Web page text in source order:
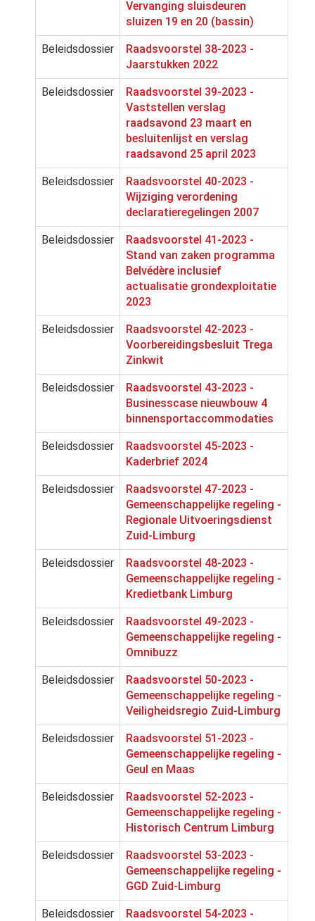
Vervanging sluisdeuren
sluizen 19 en 20 (bassin)
Beleidsdossier
Raadsvoorstel 38-2023 -
Jaarstukken 2022
Beleidsdossier
Raadsvoorstel 39-2023 -
Vaststellen verslag
raadsavond 23 maart en
besluitenlijst en verslag
raadsavond 25 april 2023
Beleidsdossier
Raadsvoorstel 40-2023 -
Wijziging verordening
declaratieregelingen 2007
Beleidsdossier
Raadsvoorstel 41-2023 -
Stand van zaken programma
Belvédère inclusief
actualisatie grondexploitatie
2023
Beleidsdossier
Raadsvoorstel 42-2023 -
Voorbereidingsbesluit Trega
Zinkwit
Beleidsdossier
Raadsvoorstel 43-2023 -
Businesscase nieuwbouw 4
binnensportaccommodaties
Beleidsdossier
Raadsvoorstel 45-2023 -
Kaderbrief 2024
Beleidsdossier
Raadsvoorstel 47-2023 -
Gemeenschappelijke regeling -
Regionale Uitvoeringsdienst
Zuid-Limburg
Beleidsdossier
Raadsvoorstel 48-2023 -
Gemeenschappelijke regeling -
Kredietbank Limburg
Beleidsdossier
Raadsvoorstel 49-2023 -
Gemeenschappelijke regeling -
Omnibuzz
Beleidsdossier
Raadsvoorstel 50-2023 -
Gemeenschappelijke regeling -
Veiligheidsregio Zuid-Limburg
Beleidsdossier
Raadsvoorstel 51-2023 -
Gemeenschappelijke regeling -
Geul en Maas
Beleidsdossier
Raadsvoorstel 52-2023 -
Gemeenschappelijke regeling -
Historisch Centrum Limburg
Beleidsdossier
Raadsvoorstel 53-2023 -
Gemeenschappelijke regeling -
GGD Zuid-Limburg
Beleidsdossier
Raadsvoorstel 54-2023 -